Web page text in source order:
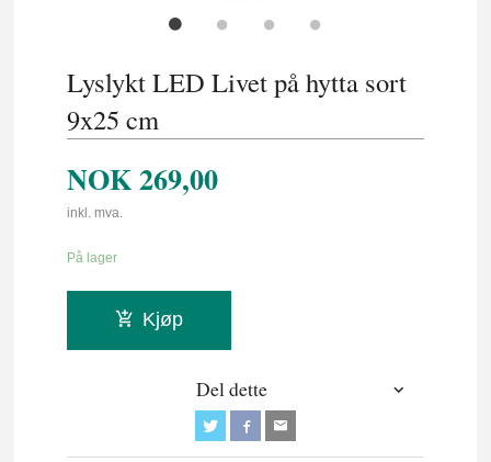
Lyslykt LED Livet på hytta sort
9x25 cm
NOK269,00
inkl. mva.
På lager
Kjøp
Del dette